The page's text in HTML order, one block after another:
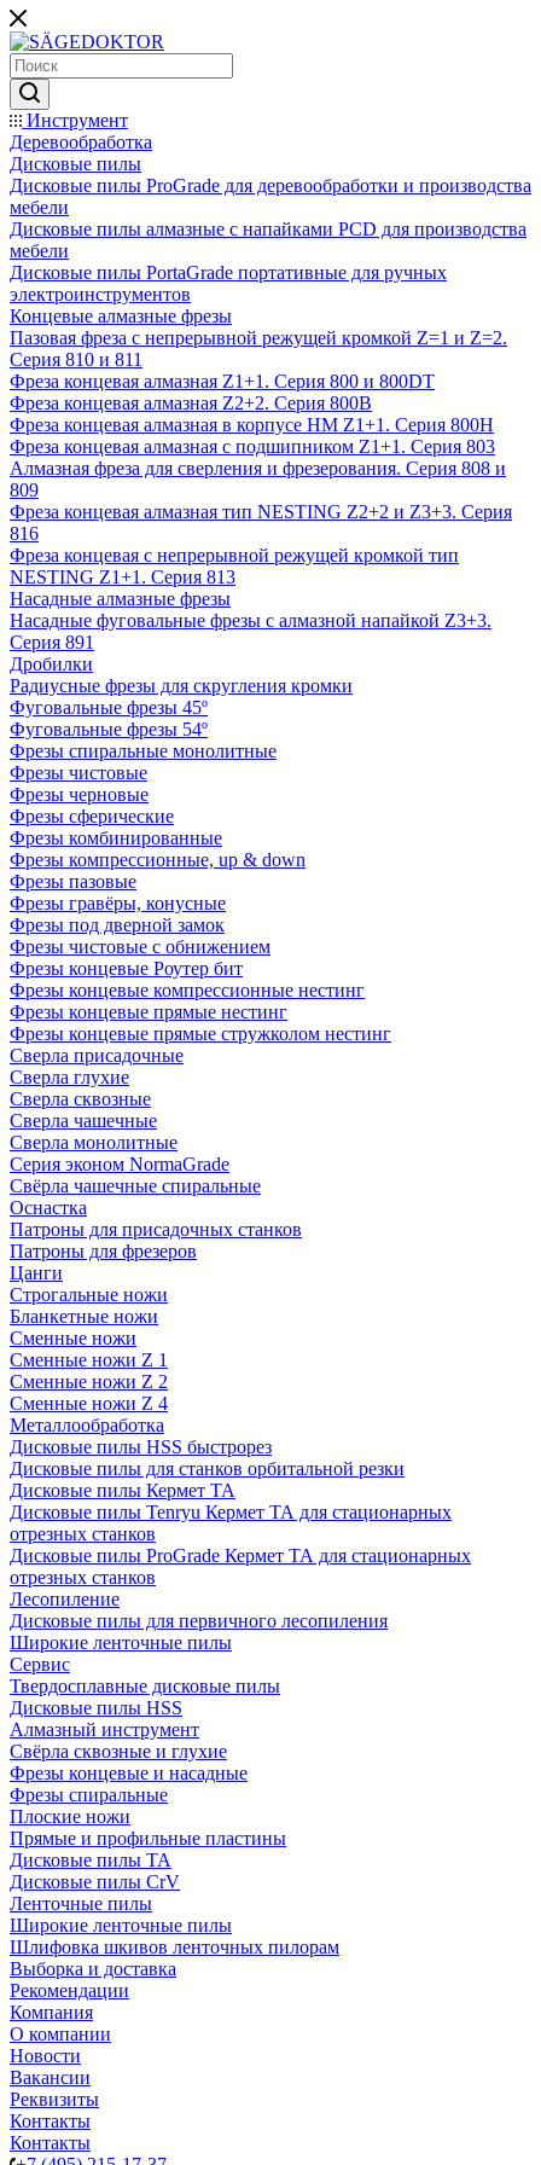
Инструмент
Деревообработка
Дисковые пилы
Дисковые пилы ProGrade для деревообработки и производства
мебели
Дисковые пилы алмазные с напайками PCD для производства
мебели
Дисковые пилы PortaGrade портативные для ручных
электроинструментов
Концевые алмазные фрезы
Пазовая фреза с непрерывной режущей кромкой Z=1 и Z=2.
Серия 810 и 811
Фреза концевая алмазная Z1+1. Серия 800 и 800DT
Фреза концевая алмазная Z2+2. Серия 800B
Фреза концевая алмазная в корпусе НМ Z1+1. Серия 800H
Фреза концевая алмазная с подшипником Z1+1. Серия 803
Алмазная фреза для сверления и фрезерования. Серия 808 и
809
Фреза концевая алмазная тип NESTING Z2+2 и Z3+3. Серия
816
Фреза концевая с непрерывной режущей кромкой тип
NESTING Z1+1. Серия 813
Насадные алмазные фрезы
Насадные фуговальные фрезы с алмазной напайкой Z3+3.
Серия 891
Дробилки
Радиусные фрезы для скругления кромки
Фуговальные фрезы 45º
Фуговальные фрезы 54º
Фрезы спиральные монолитные
Фрезы чистовые
Фрезы черновые
Фрезы сферические
Фрезы комбинированные
Фрезы компрессионные, up & down
Фрезы пазовые
Фрезы гравёры, конусные
Фрезы под дверной замок
Фрезы чистовые с обнижением
Фрезы концевые Роутер бит
Фрезы концевые компрессионные нестинг
Фрезы концевые прямые нестинг
Фрезы концевые прямые стружколом нестинг
Сверла присадочные
Сверла глухие
Сверла сквозные
Сверла чашечные
Сверла монолитные
Серия эконом NormaGrade
Свёрла чашечные спиральные
Оснастка
Патроны для присадочных станков
Патроны для фрезеров
Цанги
Строгальные ножи
Бланкетные ножи
Сменные ножи
Сменные ножи Z 1
Сменные ножи Z 2
Сменные ножи Z 4
Металлообработка
Дисковые пилы HSS быстрорез
Дисковые пилы для станков орбитальной резки
Дисковые пилы Кермет ТА
Дисковые пилы Tenryu Кермет ТА для стационарных
отрезных станков
Дисковые пилы ProGrade Кермет ТА для стационарных
отрезных станков
Лесопиление
Дисковые пилы для первичного лесопиления
Широкие ленточные пилы
Сервис
Твердосплавные дисковые пилы
Дисковые пилы HSS
Алмазный инструмент
Свёрла сквозные и глухие
Фрезы концевые и насадные
Фрезы спиральные
Плоские ножи
Прямые и профильные пластины
Дисковые пилы TA
Дисковые пилы CrV
Ленточные пилы
Широкие ленточные пилы
Шлифовка шкивов ленточных пилорам
Выборка и доставка
Рекомендации
Компания
О компании
Новости
Вакансии
Реквизиты
Контакты
Контакты